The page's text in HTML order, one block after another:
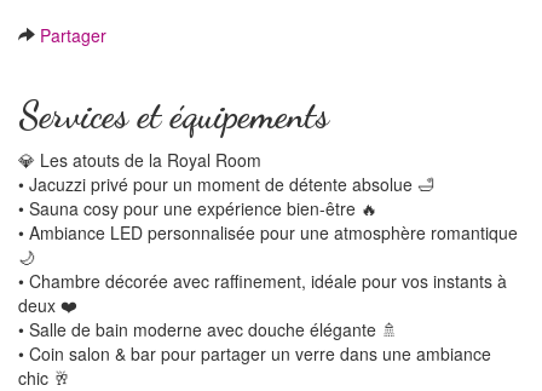
Partager
Services et équipements
💎 Les atouts de la Royal Room
• Jacuzzi privé pour un moment de détente absolue 🛁
• Sauna cosy pour une expérience bien-être 🔥
• Ambiance LED personnalisée pour une atmosphère romantique
🌙
• Chambre décorée avec raffinement, idéale pour vos instants à
deux ❤️
• Salle de bain moderne avec douche élégante 🚿
• Coin salon & bar pour partager un verre dans une ambiance
chic 🥂